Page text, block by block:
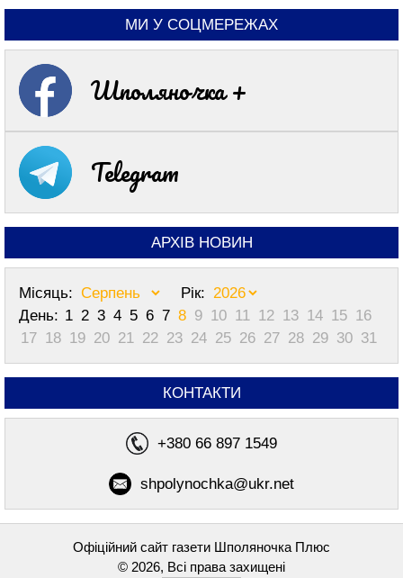
МИ У СОЦМЕРЕЖАХ
Шполяночка +
Telegram
АРХІВ НОВИН
Місяць:
Рік:
День: 1 2 3 4 5 6 7 8 9 10 11 12 13 14 15 16
17 18 19 20 21 22 23 24 25 26 27 28 29 30 31
КОНТАКТИ
+380 66 897 1549
shpolynochka@ukr.net
Офіційний сайт газети Шполяночка Плюс
© 2026, Всі права захищені